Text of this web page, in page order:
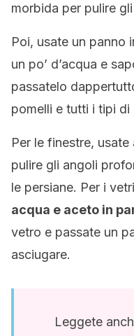
morbida per pulire
Poi, usate un panno
un po’ d’acqua e
passatelo
pomelli e tutti i tipi di
Per le finestre,
pulire gli angoli
le persiane. Per i
acqua e aceto in
vetro e passate un
asciugare.
Leggete